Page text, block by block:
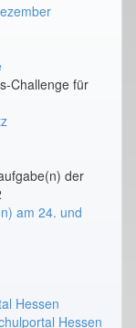
Challenge für
der
am 24. und
Hessen
Hessen